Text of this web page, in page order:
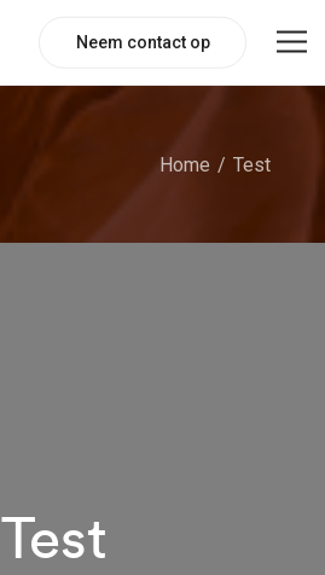
Neem contact op
Home Test
Test